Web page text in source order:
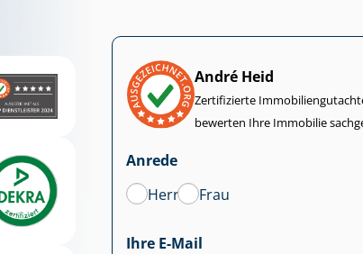
André Heid
Zertifizierte
bewerten Ihre Immobilie
Anrede
Herr
Frau
Ihre E-Mail